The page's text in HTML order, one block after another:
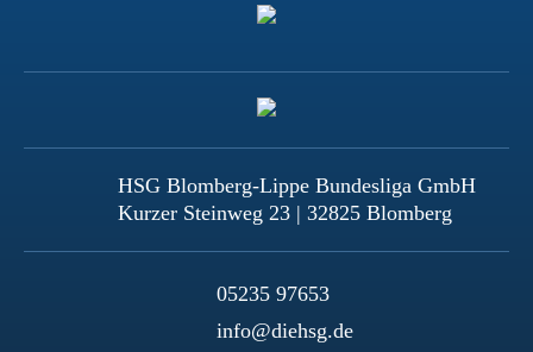
HSG Blomberg-Lippe Bundesliga GmbH
Kurzer Steinweg 23 | 32825 Blomberg
05235 97653
info@diehsg.de